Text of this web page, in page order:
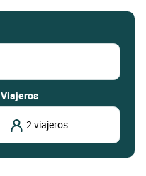
Viajeros